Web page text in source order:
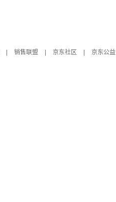
销售联盟 京东社区
京东公益